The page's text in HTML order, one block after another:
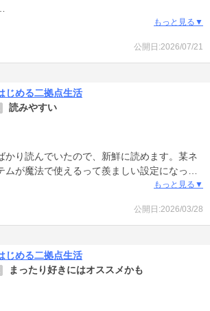
で頭使わずに読むならいい感じ。通勤の間と
も、本当にあまりにも素人すぎて、これ以上
ポン使って課金したけど、5巻まで作り上げ
思うとこれ以上の上達は見込めないのではな
この方が担当したのかなと不思議に思って
このクオリティですり抜けたのなんでだろ
もっと見る▼
公開日:2026/07/21
じめる二拠点生活
読みやすい
かり読んでいたので、新鮮に読めます。某ネ
ムが魔法で使えるって羨ましい設定になって
が全くなく、主人公の人柄もあってのんびり
もっと見る▼
公開日:2026/03/28
じめる二拠点生活
まったり好きにはオススメかも